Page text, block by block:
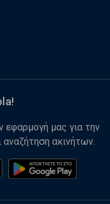
εφαρμογή μας για την
αναζήτηση ακινήτων.